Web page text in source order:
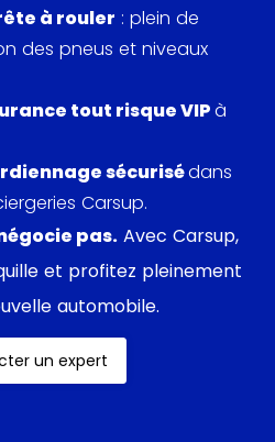
l’objectif de la XKR
de procurer une sensation
et sportivité.
seule une boîte
est disponible.
séquentielle
au volant ainsi
d’exploiter
à rouler : plein de
des pneus et niveaux
tout risque VIPà
sécurisédans
Carsup.
pas.Avec Carsup,
et profitez pleinement
automobile.
un expert